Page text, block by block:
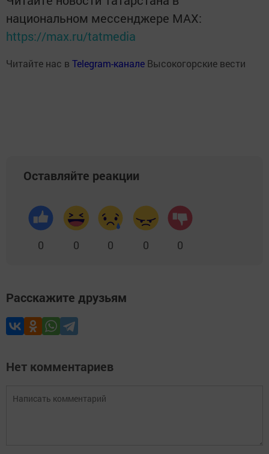
национальном мессенджере MАХ:
https://max.ru/tatmedia
Читайте нас в Telegram-канале Высокогорские вести
Оставляйте реакции
0 0 0 0 0
Расскажите друзьям
Нет комментариев